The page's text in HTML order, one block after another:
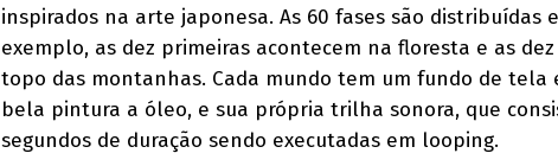
inspirados na arte japonesa. As 60 fases são distribuídas
exemplo, as dez primeiras acontecem na floresta e as
topo das montanhas. Cada mundo tem um fundo de tela
bela pintura a óleo, e sua própria trilha sonora, que
segundos de duração sendo executadas em looping.